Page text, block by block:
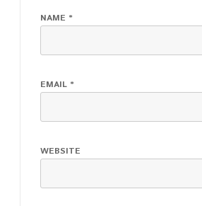
NAME *
EMAIL *
WEBSITE